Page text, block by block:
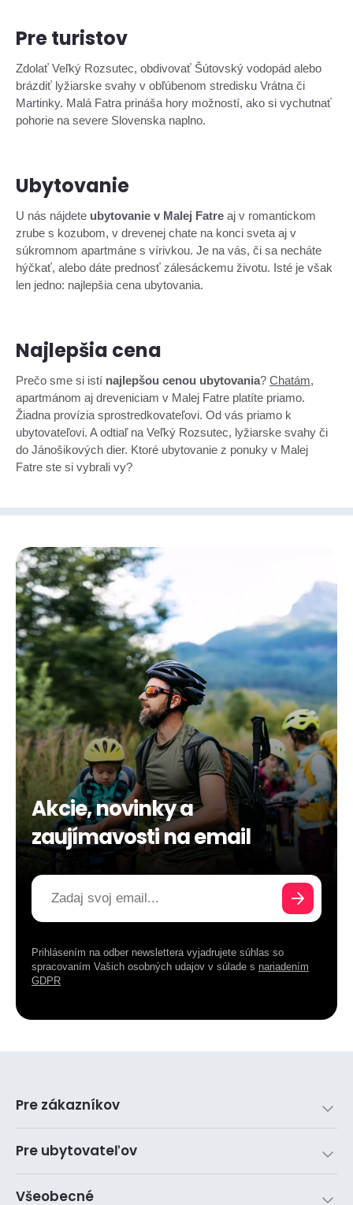
Pre turistov
Zdolať Veľký Rozsutec, obdivovať Šútovský vodopád alebo
brázdiť lyžiarske svahy v obľúbenom stredisku Vrátna či
Martinky. Malá Fatra prináša hory možností, ako si vychutnať
pohorie na severe Slovenska naplno.
Ubytovanie
U nás nájdete ubytovanie v Malej Fatre aj v romantickom
zrube s kozubom, v drevenej chate na konci sveta aj v
súkromnom apartmáne s vírivkou. Je na vás, či sa necháte
hýčkať, alebo dáte prednosť zálesáckemu životu. Isté je však
len jedno: najlepšia cena ubytovania.
Najlepšia cena
Prečo sme si istí najlepšou cenou ubytovania? Chatám,
apartmánom aj dreveniciam v Malej Fatre platíte priamo.
Žiadna provízia sprostredkovateľovi. Od vás priamo k
ubytovateľovi. A odtiaľ na Veľký Rozsutec, lyžiarske svahy či
do Jánošikových dier. Ktoré ubytovanie z ponuky v Malej
Fatre ste si vybrali vy?
Akcie, novinky a
zaujímavosti na email
Prihlásením na odber newslettera vyjadrujete súhlas so
spracovaním Vašich osobných udajov v súlade s nariadením
GDPR
Pre zákazníkov
Pre ubytovateľov
Všeobecné